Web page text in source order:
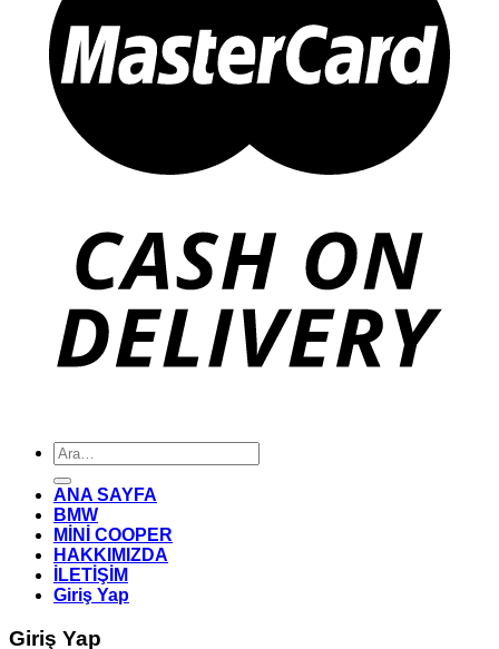
Ara:
ANA SAYFA
BMW
MİNİ COOPER
HAKKIMIZDA
İLETİŞİM
Giriş Yap
Giriş Yap